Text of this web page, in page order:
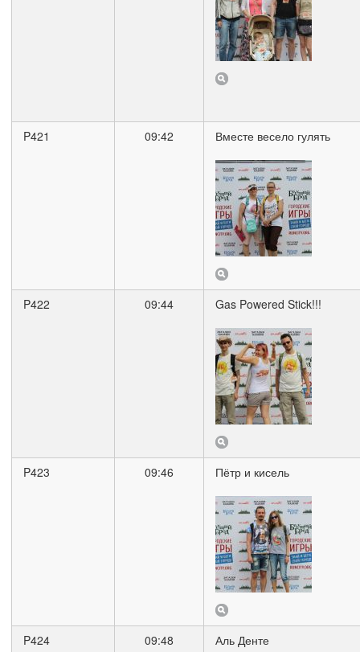
P421 09:42 Вместе весело гулять
P422 09:44 Gas Powered Stick!!!
P423 09:46 Пётр и кисель
P424 09:48 Аль Денте